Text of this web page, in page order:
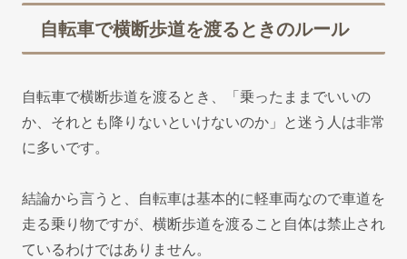
自転車で横断歩道を渡るときのルール
自転車で横断歩道を渡るとき、「乗ったままでいいの
か、それとも降りないといけないのか」と迷う人は非常
に多いです。
結論から言うと、自転車は基本的に軽車両なので車道を
走る乗り物ですが、横断歩道を渡ること自体は禁止され
ているわけではありません。